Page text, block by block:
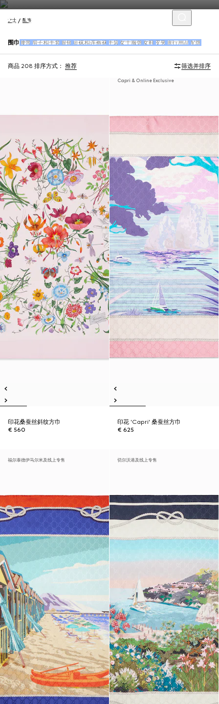
女士 配饰
围巾 腰带 帽子和手套 眼镜 短袜和连裤袜 手袋 女士服饰 女鞋 皮夹 旅行用品 配饰
商品 208 排序方式： 推荐 筛选并排序
印花桑蚕丝斜纹方巾
€ 560
Capri & Online Exclusive
印花 'Capri' 桑蚕丝方巾
€ 625
福尔泰德伊马尔米及线上专售 切尔沃港及线上专售